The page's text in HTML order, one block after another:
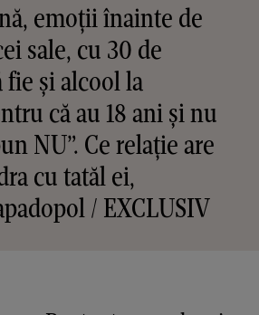
emoții înainte de
sale, cu 30 de
fie și alcool la
că au 18 ani și nu
NU”. Ce relație are
cu tatăl ei,
/ EXCLUSIV